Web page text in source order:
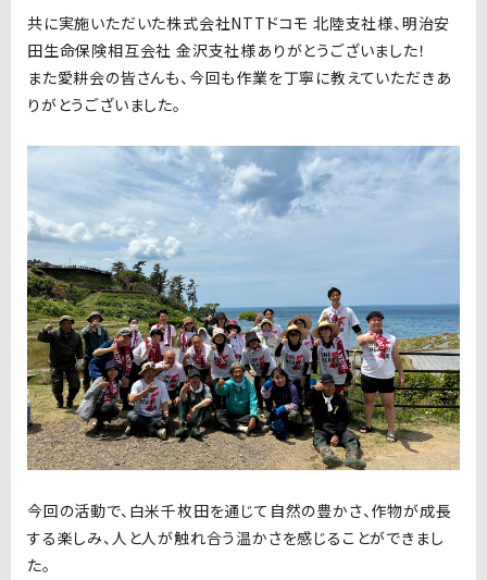
共に実施いただいた株式会社NTT ドコモ 北陸支社様、明治安
田生命保険相互会社 金沢支社様ありがとうございました！
また愛耕会の皆さんも、今回も作業を丁寧に教えていただきあ
りがとうございました。
今回の活動で、白米千枚田を通じて自然の豊かさ、作物が成長
する楽しみ、人と人が触れ合う温かさを感じることができまし
た。